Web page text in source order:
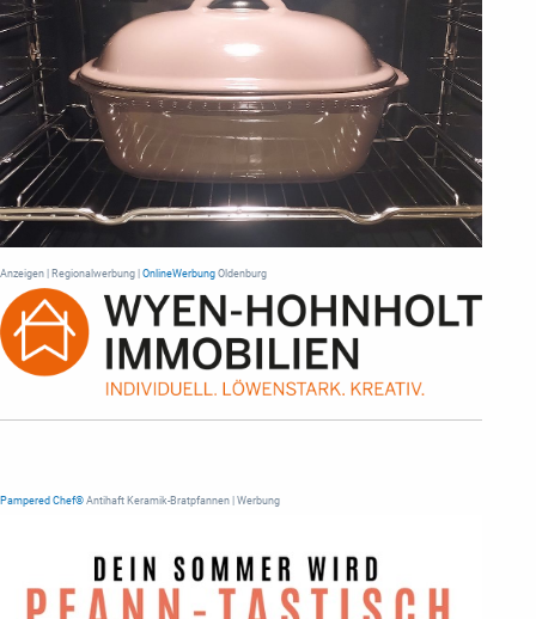
Anzeigen | Regionalwerbung | OnlineWerbung Oldenburg
Pampered Chef® Antihaft Keramik-Bratpfannen | Werbung